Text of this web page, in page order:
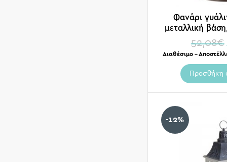
Φανάρι
μεταλλική
52,08€
Διαθέσιμο –
Προσθήκη
-12%